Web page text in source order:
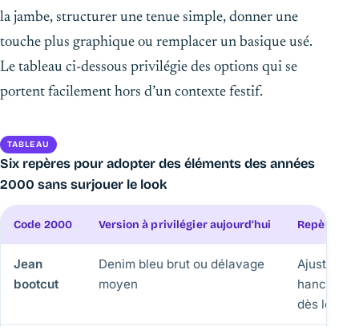
la jambe, structurer une tenue simple, donner une
touche plus graphique ou remplacer un basique usé.
Le tableau ci-dessous privilégie des options qui se
portent facilement hors d’un contexte festif.
TABLEAU
Six repères pour adopter des éléments des années
2000 sans surjouer le look
Code 2000 Version à privilégier aujourd’hui Repère de
Jean
bootcut
Denim bleu brut ou délavage
moyen
Ajusté aux
hanches,
dès le